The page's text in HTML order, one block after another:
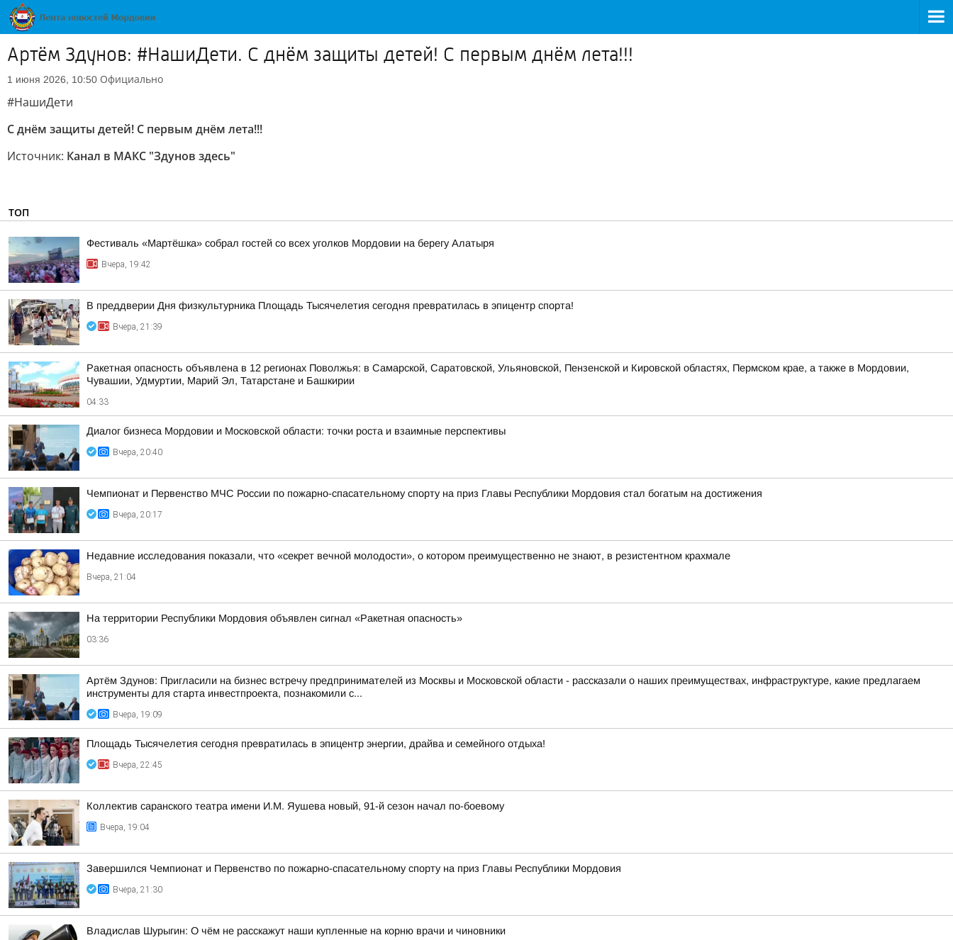
Артём Здунов: #НашиДети. С днём защиты детей! С первым днём лета!!!
1 июня 2026, 10:50 Официально
#НашиДети
С днём защиты детей! С первым днём лета!!!
Источник: Канал в МАКС "Здунов здесь"
ТОП
Фестиваль «Мартёшка» собрал гостей со всех уголков Мордовии на берегу Алатыря
Вчера, 19:42
В преддверии Дня физкультурника Площадь Тысячелетия сегодня превратилась в эпицентр спорта!
Вчера, 21:39
Ракетная опасность объявлена в 12 регионах Поволжья: в Самарской, Саратовской, Ульяновской, Пензенской и Кировской областях, Пермском крае, а также в Мордовии,
Чувашии, Удмуртии, Марий Эл, Татарстане и Башкирии
04:33
Диалог бизнеса Мордовии и Московской области: точки роста и взаимные перспективы
Вчера, 20:40
Чемпионат и Первенство МЧС России по пожарно-спасательному спорту на приз Главы Республики Мордовия стал богатым на достижения
Вчера, 20:17
Недавние исследования показали, что «секрет вечной молодости», о котором преимущественно не знают, в резистентном крахмале
Вчера, 21:04
На территории Республики Мордовия объявлен сигнал «Ракетная опасность»
03:36
Артём Здунов: Пригласили на бизнес встречу предпринимателей из Москвы и Московской области - рассказали о наших преимуществах, инфраструктуре, какие предлагаем
инструменты для старта инвестпроекта, познакомили с...
Вчера, 19:09
Площадь Тысячелетия сегодня превратилась в эпицентр энергии, драйва и семейного отдыха!
Вчера, 22:45
Коллектив саранского театра имени И.М. Яушева новый, 91-й сезон начал по-боевому
Вчера, 19:04
Завершился Чемпионат и Первенство по пожарно-спасательному спорту на приз Главы Республики Мордовия
Вчера, 21:30
Владислав Шурыгин: О чём не расскажут наши купленные на корню врачи и чиновники